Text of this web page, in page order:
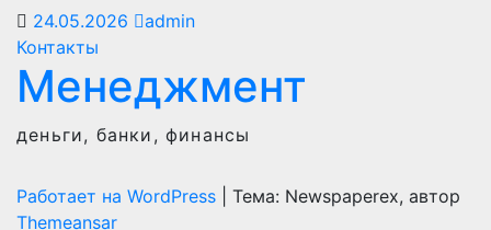
24.05.2026
admin
Контакты
Менеджмент
деньги, банки, финансы
Работает на WordPress
Тема: Newspaperex, автор
Themeansar